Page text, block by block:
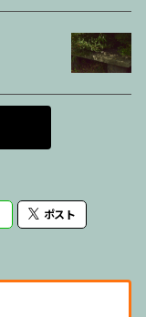
ポスト